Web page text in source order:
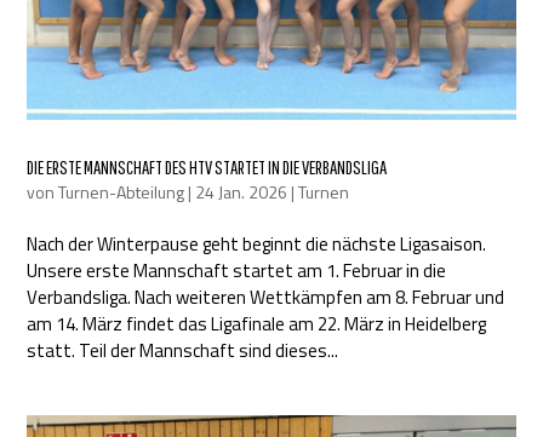
DIE ERSTE MANNSCHAFT DES HTV STARTET IN DIE VERBANDSLIGA
vonTurnen-Abteilung| 24 Jan. 2026 |Turnen
Nach der Winterpause geht beginnt die nächste Ligasaison.
Unsere erste Mannschaft startet am 1. Februar in die
Verbandsliga. Nach weiteren Wettkämpfen am 8. Februar und
am 14. März findet das Ligafinale am 22. März in Heidelberg
statt. Teil der Mannschaft sind dieses...